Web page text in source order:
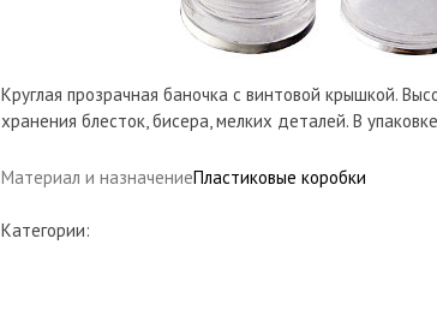
Круглая прозрачная баночка с винтовой крышкой.
хранения блесток, бисера, мелких деталей. В
Материал и назначениеПластиковые коробки
Категории: